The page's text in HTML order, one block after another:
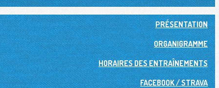
PRÉSENTATION
ORGANIGRAMME
HORAIRES DES ENTRAÎNEMENTS
FACEBOOK / STRAVA